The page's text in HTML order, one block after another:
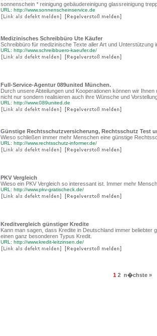
sonnenschein * reinigung gebäudereinigung glassreinigung
URL: http://www.sonnenscheinservice.de
Medizinisches Schreibbüro Ute Käufer
Schreibbüro für medizinische Texte aller Art und Unterstützung
URL: http://www.schreibbuero-kaeufer.de/
Full-Service-Agentur 089united München.
Durch unsere Abteilungen und Kooperationen können wir
nicht nur sondern realisieren auch ihre Wünsche und
URL: http://www.089united.de
Günstige Rechtsschutzversicherung, Rechtsschutz Test
Wieso schließen immer mehr Menschen eine günstige
URL: http://www.rechtsschutz-informer.de/
PKV Vergleich
Wieso ein PKV Vergleich so interessant ist. Immer mehr
URL: http://www.pkv-gratischeck.de/
Kreditvergleich günstiger Kredite
Kann man sagen, dass Kredite in Deutschland immer
einen ganz besonderen Typus Kredit.
URL: http://www.kredit-leitzinsen.de/
1 2 n�chste »